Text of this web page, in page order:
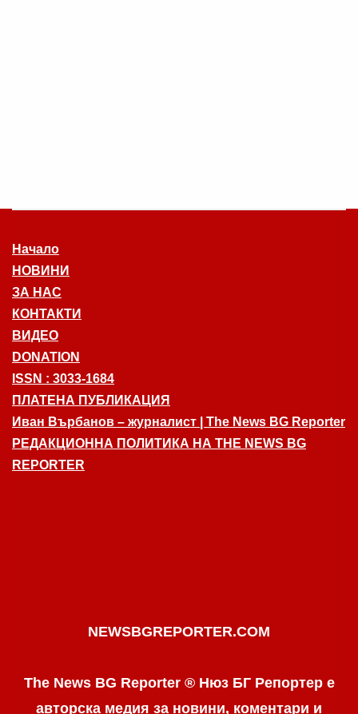
Начало
НОВИНИ
ЗА НАС
КОНТАКТИ
ВИДЕО
DONATION
ISSN : 3033-1684
ПЛАТЕНА ПУБЛИКАЦИЯ
Иван Върбанов – журналист | The News BG Reporter
РЕДАКЦИОННА ПОЛИТИКА НА THE NEWS BG
REPORTER
NEWSBGREPORTER.COM
The News BG Reporter ® Нюз БГ Репортер е
авторска медия за новини, коментари и